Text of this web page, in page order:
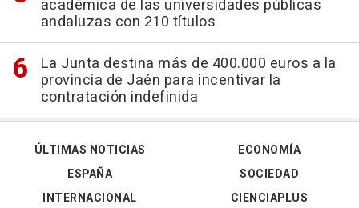
académica de las universidades públicas
andaluzas con 210 títulos
La Junta destina más de 400.000 euros a la
provincia de Jaén para incentivar la
contratación indefinida
ÚLTIMAS NOTICIAS
ESPAÑA
INTERNACIONAL
ECONOMÍA
SOCIEDAD
CIENCIAPLUS